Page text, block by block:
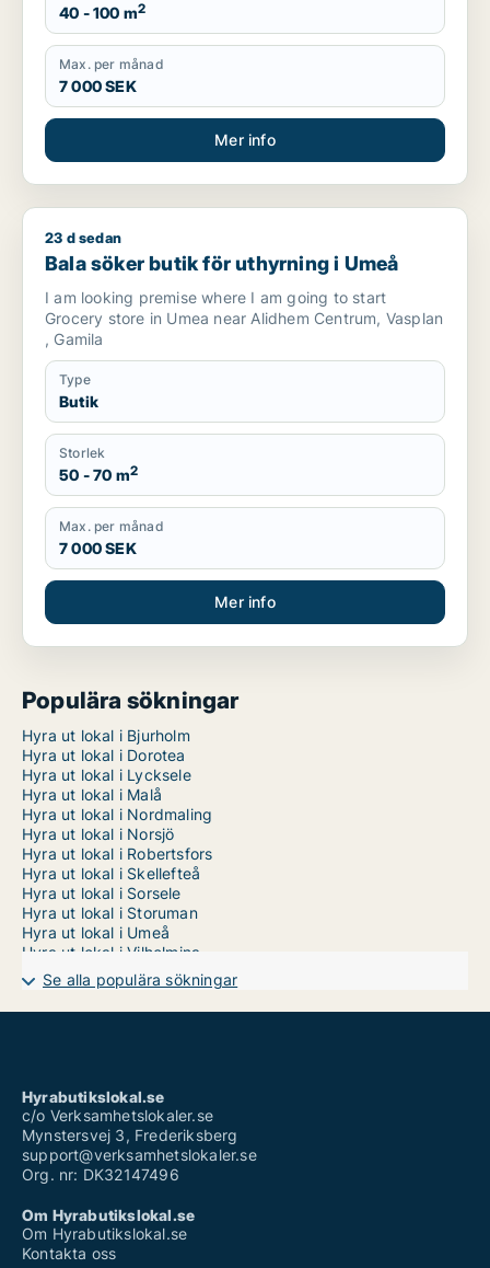
40 - 100 m2
Max. per månad
7 000 SEK
Mer info
Bala söker butik för uthyrning i Umeå
23 d sedan
Bala söker butik för uthyrning i Umeå
I am looking premise where I am going to start
Grocery store in Umea near Alidhem Centrum, Vasplan
, Gamila
Type
Butik
Storlek
50 - 70 m2
Max. per månad
7 000 SEK
Mer info
Populära sökningar
Hyra ut lokal i Bjurholm
Hyra ut lokal i Dorotea
Hyra ut lokal i Lycksele
Hyra ut lokal i Malå
Hyra ut lokal i Nordmaling
Hyra ut lokal i Norsjö
Hyra ut lokal i Robertsfors
Hyra ut lokal i Skellefteå
Hyra ut lokal i Sorsele
Hyra ut lokal i Storuman
Hyra ut lokal i Umeå
Hyra ut lokal i Vilhelmina
Hyra ut lokal i Vindeln
Hyra ut lokal i Vännäs
Hyra ut lokal i Åsele
Se alla populära sökningar
Hyrabutikslokal.se
c/o Verksamhetslokaler.se
Mynstersvej 3, Frederiksberg
support@verksamhetslokaler.se
Org. nr: DK32147496
Om Hyrabutikslokal.se
Om Hyrabutikslokal.se
Kontakta oss